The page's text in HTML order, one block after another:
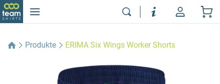
Produkte ERIMA Six Wings Worker Shorts